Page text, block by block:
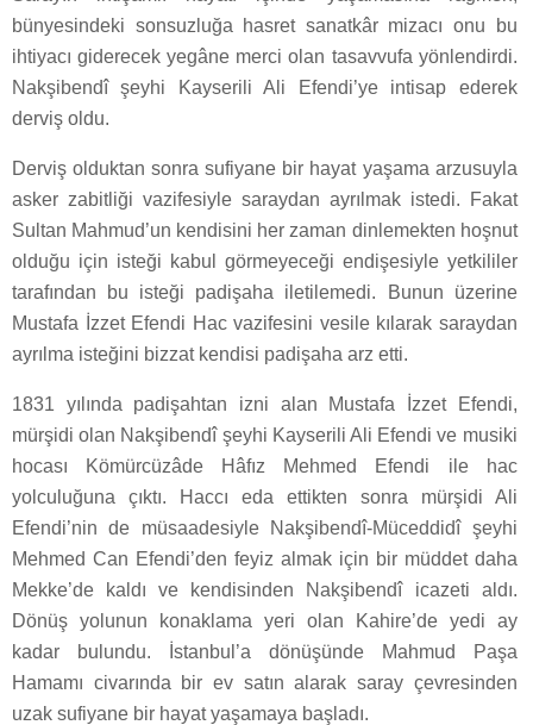
bünyesindeki sonsuzluğa hasret sanatkâr mizacı onu bu
ihtiyacı giderecek yegâne merci olan tasavvufa yönlendirdi.
Nakşibendî şeyhi Kayserili Ali Efendi’ye intisap ederek
derviş oldu.
Derviş olduktan sonra sufiyane bir hayat yaşama arzusuyla
asker zabitliği vazifesiyle saraydan ayrılmak istedi. Fakat
Sultan Mahmud’un kendisini her zaman dinlemekten hoşnut
olduğu için isteği kabul görmeyeceği endişesiyle yetkililer
tarafından bu isteği padişaha iletilemedi. Bunun üzerine
Mustafa İzzet Efendi Hac vazifesini vesile kılarak saraydan
ayrılma isteğini bizzat kendisi padişaha arz etti.
1831 yılında padişahtan izni alan Mustafa İzzet Efendi,
mürşidi olan Nakşibendî şeyhi Kayserili Ali Efendi ve musiki
hocası Kömürcüzâde Hâfız Mehmed Efendi ile hac
yolculuğuna çıktı. Haccı eda ettikten sonra mürşidi Ali
Efendi’nin de müsaadesiyle Nakşibendî-Müceddidî şeyhi
Mehmed Can Efendi’den feyiz almak için bir müddet daha
Mekke’de kaldı ve kendisinden Nakşibendî icazeti aldı.
Dönüş yolunun konaklama yeri olan Kahire’de yedi ay
kadar bulundu. İstanbul’a dönüşünde Mahmud Paşa
Hamamı civarında bir ev satın alarak saray çevresinden
uzak sufiyane bir hayat yaşamaya başladı.